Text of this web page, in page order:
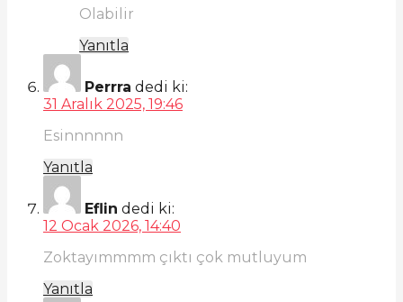
Olabilir
Yanıtla
Perrra dedi ki:
31 Aralık 2025, 19:46
Esinnnnnn
Yanıtla
Eflin dedi ki:
12 Ocak 2026, 14:40
Zoktayımmmm çıktı çok mutluyum
Yanıtla